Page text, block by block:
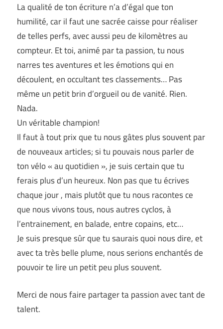
La qualité de ton écriture n’a d’égal que ton
humilité, car il faut une sacrée caisse pour réaliser
de telles perfs, avec aussi peu de kilomètres au
compteur. Et toi, animé par ta passion, tu nous
narres tes aventures et les émotions qui en
découlent, en occultant tes classements… Pas
même un petit brin d’orgueil ou de vanité. Rien.
Nada.
Un véritable champion!
Il faut à tout prix que tu nous gâtes plus souvent par
de nouveaux articles; si tu pouvais nous parler de
ton vélo « au quotidien », je suis certain que tu
ferais plus d’un heureux. Non pas que tu écrives
chaque jour , mais plutôt que tu nous racontes ce
que nous vivons tous, nous autres cyclos, à
l’entrainement, en balade, entre copains, etc…
Je suis presque sûr que tu saurais quoi nous dire, et
avec ta très belle plume, nous serions enchantés de
pouvoir te lire un petit peu plus souvent.
Merci de nous faire partager ta passion avec tant de
talent.